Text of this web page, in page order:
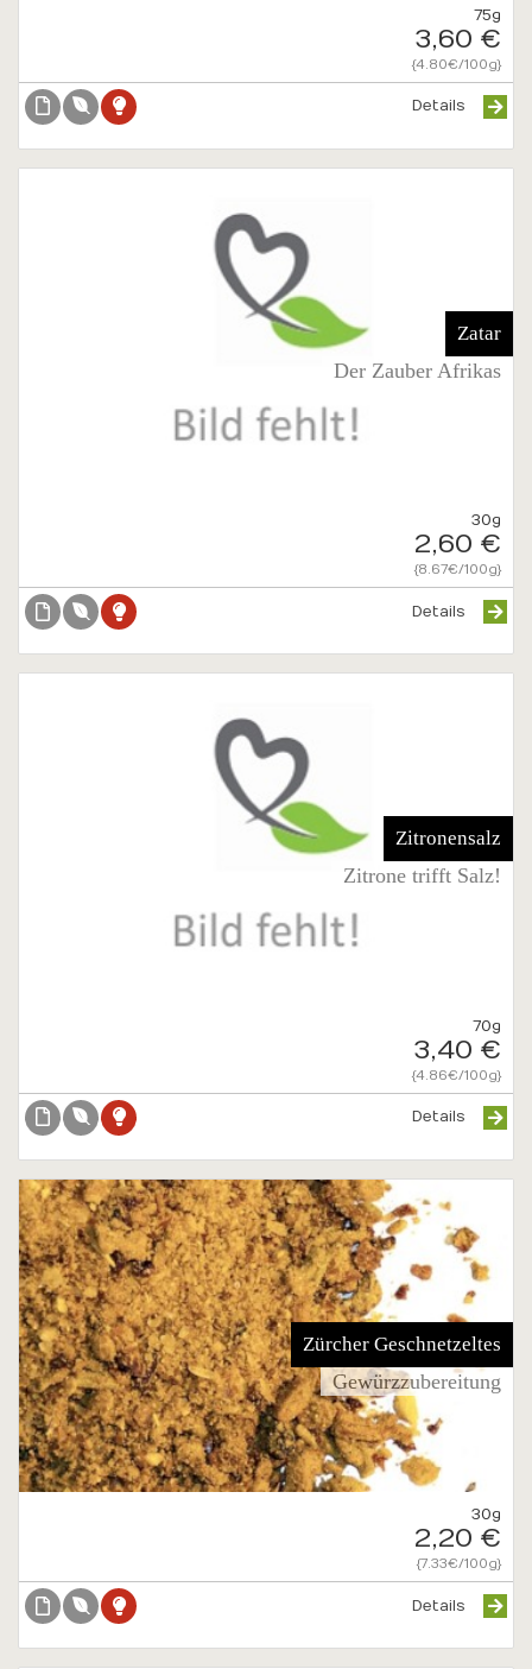
75g
3,60 €
{4.80€/100g}
Details
Zatar
Der Zauber Afrikas
30g
2,60 €
{8.67€/100g}
Details
Zitronensalz
Zitrone trifft Salz!
70g
3,40 €
{4.86€/100g}
Details
Zürcher Geschnetzeltes
Gewürzzubereitung
30g
2,20 €
{7.33€/100g}
Details